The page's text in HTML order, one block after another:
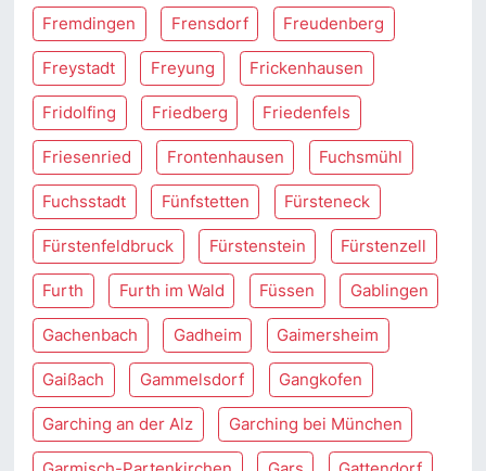
Fremdingen Frensdorf Freudenberg
Freystadt Freyung Frickenhausen
Fridolfing Friedberg Friedenfels
Friesenried Frontenhausen Fuchsmühl
Fuchsstadt Fünfstetten Fürsteneck
Fürstenfeldbruck Fürstenstein Fürstenzell
Furth Furth im Wald Füssen Gablingen
Gachenbach Gadheim Gaimersheim
Gaißach Gammelsdorf Gangkofen
Garching an der Alz Garching bei München